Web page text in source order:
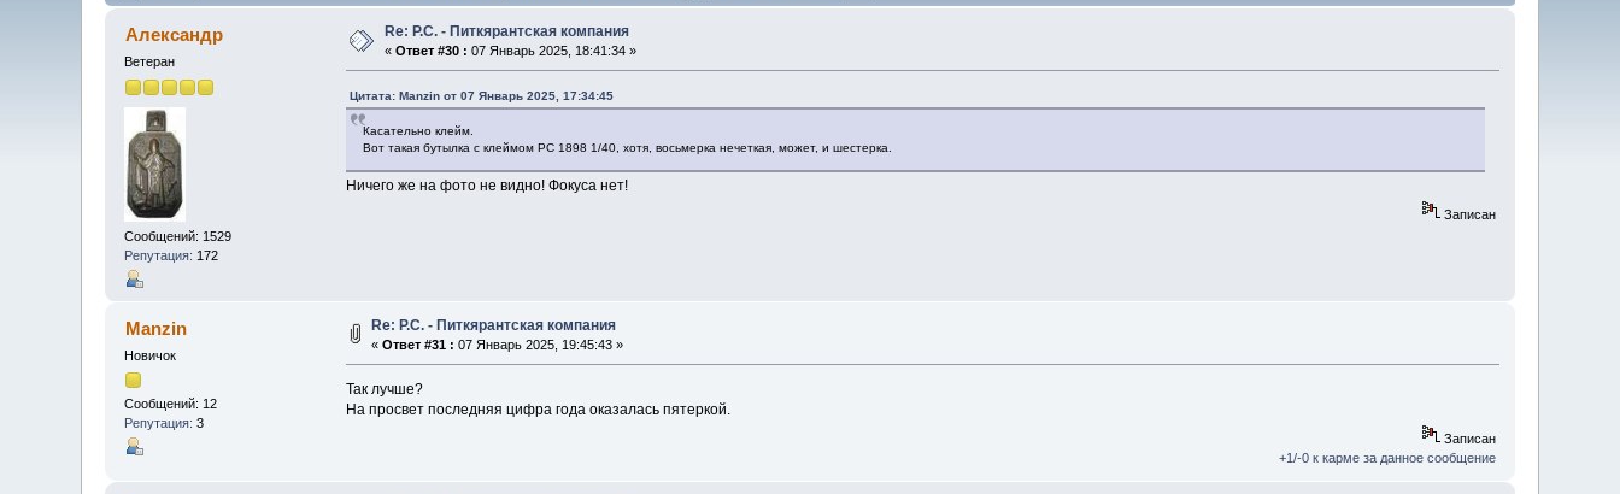
Александр
Ветеран
Сообщений: 1529
Репутация: 172
Re: Р.С. - Питкярантская компания
«Ответ #30 : 07 Январь 2025, 18:41:34 »
Цитата: Manzin от 07 Январь 2025, 17:34:45
Касательно клейм.
Вот такая бутылка с клеймом РС 1898 1/40, хотя, восьмерка нечеткая, может, и шестерка.
Ничего же на фото не видно! Фокуса нет!
Записан
Manzin
Новичок
Сообщений: 12
Репутация: 3
Re: Р.С. - Питкярантская компания
«Ответ #31 : 07 Январь 2025, 19:45:43 »
Так лучше?
На просвет последняя цифра года оказалась пятеркой.
Записан
+1/-0 к карме за данное сообщение